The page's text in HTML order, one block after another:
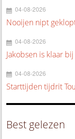
04-08-2026
Nooijen nipt
04-08-2026
Jakobsen is klaar
04-08-2026
Starttijden tijdrit
Best gelezen